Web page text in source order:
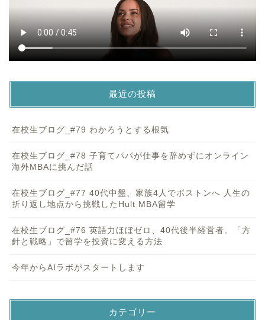
最近の投稿
在校生ブログ_#79 わかろうとする根気
在校生ブログ_#78 子育てパパが仕事を辞めずにオンライン
海外MBAに挑んだ話
在校生ブログ_#77 40代中盤、家族4人でボストンへ 人生の
折り返し地点から挑戦したHult MBA留学
在校生ブログ_#76 英語力ほぼゼロ、40代後半経営者。「方
針と戦略」で留学を投資に変える方法
今年からAIラボがスタートします
カテゴリー